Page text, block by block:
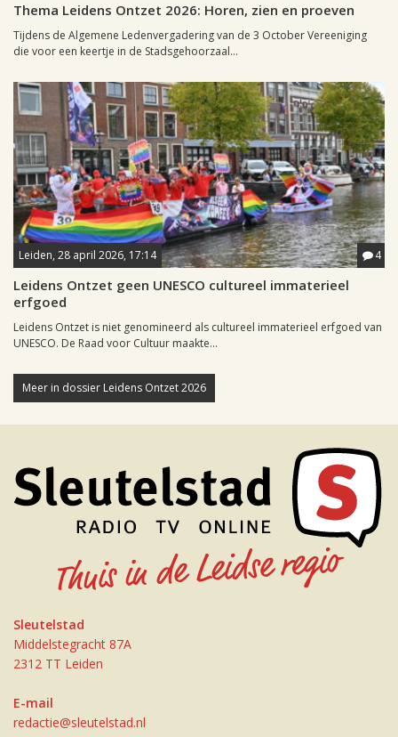
Thema Leidens Ontzet 2026: Horen, zien en proeven
Tijdens de Algemene Ledenvergadering van de 3 October Vereeniging
die voor een keertje in de Stadsgehoorzaal...
Leiden, 28 april 2026, 17:14 4
Leidens Ontzet geen UNESCO cultureel immaterieel
erfgoed
Leidens Ontzet is niet genomineerd als cultureel immaterieel erfgoed van
UNESCO. De Raad voor Cultuur maakte...
Meer in dossier Leidens Ontzet 2026
Sleutelstad
Middelstegracht 87A
2312 TT Leiden
E-mail
redactie@sleutelstad.nl